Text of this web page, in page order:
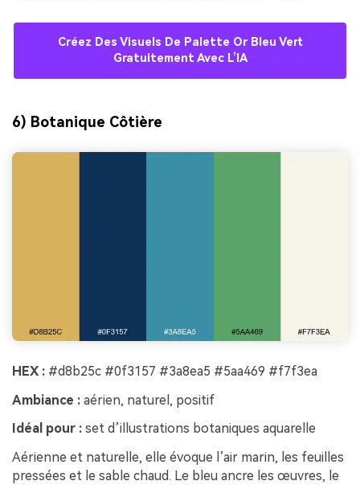
Créez Des Visuels De Palette Or Bleu Vert
Gratuitement Avec L’IA
6) Botanique Côtière
HEX : #d8b25c #0f3157 #3a8ea5 #5aa469 #f7f3ea
Ambiance : aérien, naturel, positif
Idéal pour : set d’illustrations botaniques aquarelle
Aérienne et naturelle, elle évoque l’air marin, les feuilles
pressées et le sable chaud. Le bleu ancre les œuvres, le